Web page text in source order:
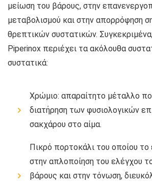
μείωση του βάρους, στην
μεταβολισμού και στην απορρόφηση
θρεπτικών συστατικών.
Piperinox περιέχει τα ακόλουθα
συστατικά:
Χρώμιο: απαραίτητο μέταλλο
διατήρηση των φυσιολογικών
σακχάρου στο αίμα.
Πικρό πορτοκάλι του οποίου το
στην απλοποίηση του ελέγχου
βάρους και στην τόνωση,